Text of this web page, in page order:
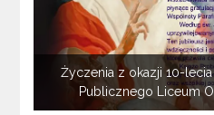
Życzenia z okazji 10-
Publicznego Liceum